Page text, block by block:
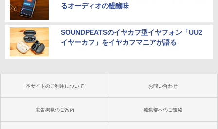
るオーディオの醍醐味
SOUNDPEATSのイヤカフ型イヤフォン「UU2
イヤーカフ」をイヤカフマニアが語る
本サイトのご利用について お問い合わせ
広告掲載のご案内 編集部へのご連絡